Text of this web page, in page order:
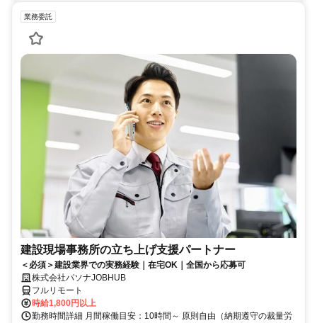
業務委託
建設現場事務所の立ち上げ支援パートナー
＜必須＞建設業界での実務経験｜在宅OK｜全国から応募可
株式会社パソナJOBHUB
フルリモート
時給1,800円以上
勤務時間詳細 月間稼働目安：10時間～ 原則自由（納期遵守の裁量労